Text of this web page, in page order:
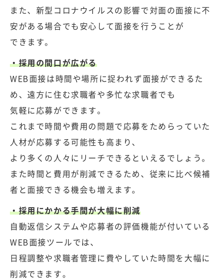
また、新型コロナウイルスの影響で対面の面接に不
安がある場合でも安心して面接を行うことが
できます。
・採用の間口が広がる
WEB面接は時間や場所に捉われず面接ができるた
め、遠方に住む求職者や多忙な求職者でも
気軽に応募ができます。
これまで時間や費用の問題で応募をためらっていた
人材が応募する可能性も高まり、
より多くの人々にリーチできるといえるでしょう。
また時間と費用が削減できるため、従来に比べ候補
者と面接できる機会も増えます。
・採用にかかる手間が大幅に削減
自動返信システムや応募者の評価機能が付いている
WEB面接ツールでは、
日程調整や求職者管理に費やしていた時間を大幅に
削減できます。